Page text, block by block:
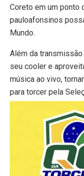
Coreto em um ponto
pauloafonsinos
Mundo.
Além da
seu cooler e
música ao vivo,
para torcer pela